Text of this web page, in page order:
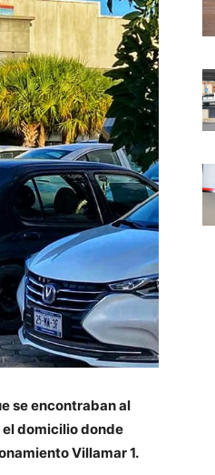
se encontraban al
el domicilio donde
Villamar 1.